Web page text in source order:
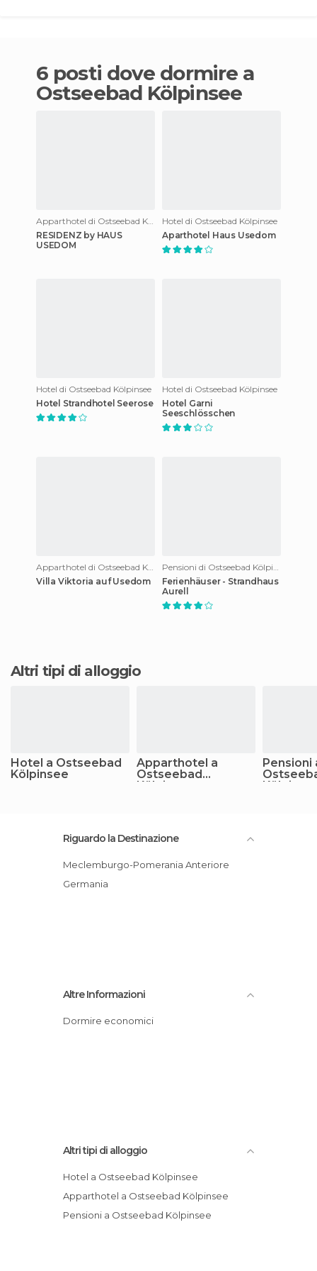
6 posti dove dormire a
Ostseebad Kölpinsee
RESIDENZ by HAUS
USEDOM
Hotel di Ostseebad Kölpinsee
Aparthotel Haus Usedom
Hotel di Ostseebad Kölpinsee
Hotel Strandhotel Seerose
Hotel di Ostseebad Kölpinsee
Hotel Garni
Seeschlösschen
Villa Viktoria auf Usedom
Ferienhäuser - Strandhaus
Aurell
Altri tipi di alloggio
Hotel a Ostseebad
Kölpinsee
Apparthotel a
Ostseebad
Kölpinsee
Pensioni
Riguardo la Destinazione
Meclemburgo-Pomerania Anteriore
Germania
Altre Informazioni
Dormire economici
Altri tipi di alloggio
Hotel a Ostseebad Kölpinsee
Apparthotel a Ostseebad Kölpinsee
Pensioni a Ostseebad Kölpinsee